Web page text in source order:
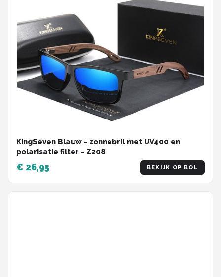
KingSeven Blauw - zonnebril met UV400 en
polarisatie filter - Z208
€ 26,95 BEKIJK OP BOL